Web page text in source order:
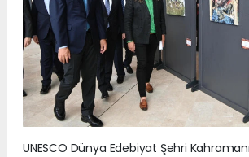
UNESCO Dünya Edebiyat Şehri